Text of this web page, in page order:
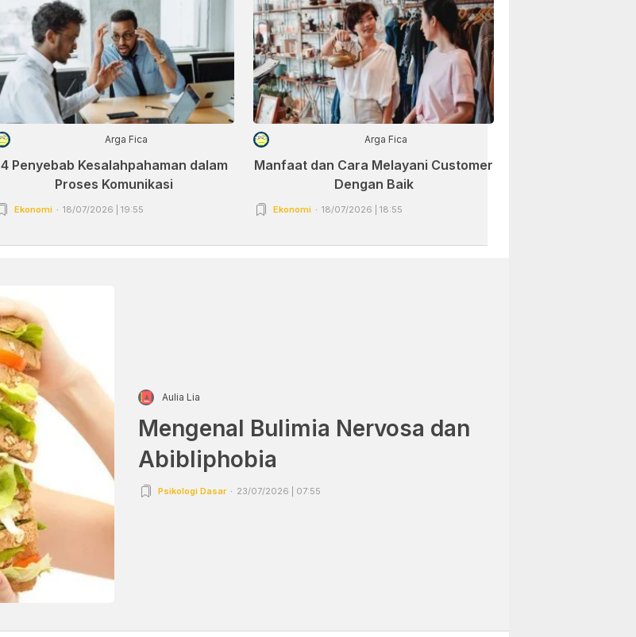
Arga Fica
4 Penyebab Kesalahpahaman dalam
Proses Komunikasi
Ekonomi 18/07/2026 | 19:55
Arga Fica
Manfaat dan Cara Melayani Customer
Dengan Baik
Ekonomi 18/07/2026 | 18:55
Aulia Lia
Mengenal Bulimia Nervosa dan
Abibliphobia
Psikologi Dasar 23/07/2026 | 07:55